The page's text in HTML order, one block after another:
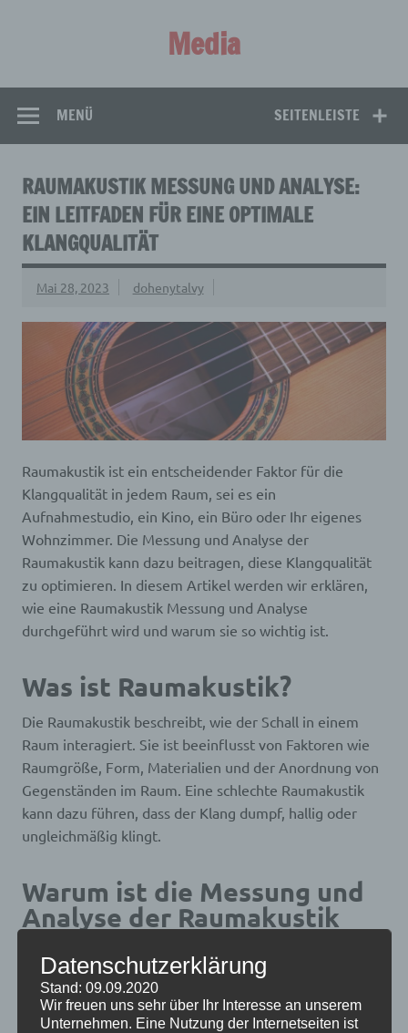
Media
SEITENLEISTE
MENÜ
RAUMAKUSTIK MESSUNG UND ANALYSE:
EIN LEITFADEN FÜR EINE OPTIMALE
KLANGQUALITÄT
Mai 28, 2023 dohenytalvy
Raumakustik ist ein entscheidender Faktor für die
Klangqualität in jedem Raum, sei es ein
Aufnahmestudio, ein Kino, ein Büro oder Ihr eigenes
Wohnzimmer. Die Messung und Analyse der
Raumakustik kann dazu beitragen, diese Klangqualität
zu optimieren. In diesem Artikel werden wir erklären,
wie eine Raumakustik Messung und Analyse
durchgeführt wird und warum sie so wichtig ist.
Was ist Raumakustik?
Die Raumakustik beschreibt, wie der Schall in einem
Raum interagiert. Sie ist beeinflusst von Faktoren wie
Raumgröße, Form, Materialien und der Anordnung von
Gegenständen im Raum. Eine schlechte Raumakustik
kann dazu führen, dass der Klang dumpf, hallig oder
ungleichmäßig klingt.
Warum ist die Messung und
Analyse der Raumakustik
Die Messung und Analyse der Raumakustik ermöglicht
es uns, zu verstehen, wie der Klang in einem Raum
reagiert. Dadurch können wir Verbesserungen
Datenschutzerklärung
Stand: 09.09.2020
Wir freuen uns sehr über Ihr Interesse an unserem
Unternehmen. Eine Nutzung der Internetseiten ist